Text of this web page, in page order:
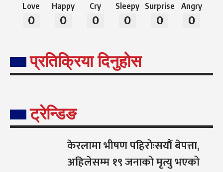
Love
0
Happy
0
Cry
0
Sleepy
0
Surprise
0
Angry
0
प्रतिक्रिया दिनुहोस
ट्रेन्डिङ
केरलामा भीषण पहिरोःसयौँ बेपत्ता,
अहिलेसम्म १९ जनाको मृत्यु भएको